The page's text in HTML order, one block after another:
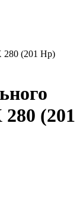
280 (201 Hp)
(201